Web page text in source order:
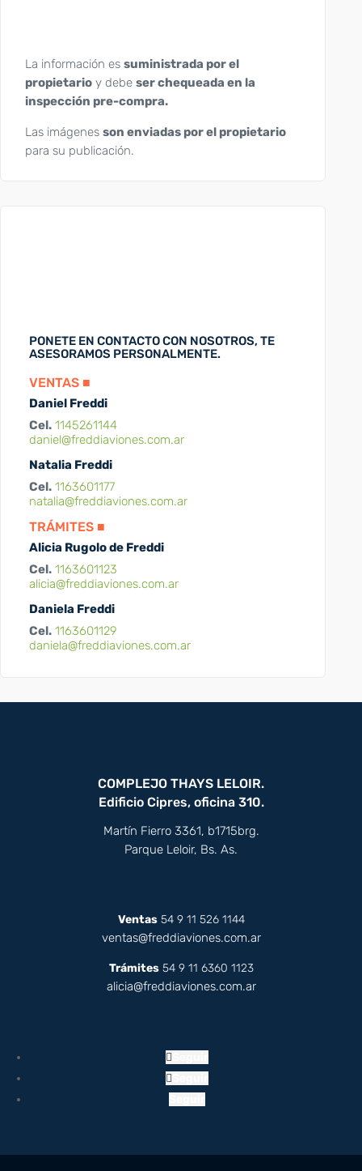
La información es suministrada por el
propietario y debe ser chequeada en la
inspección pre-compra.
Las imágenes son enviadas por el propietario
para su publicación.
PONETE EN CONTACTO CON NOSOTROS, TE
ASESORAMOS PERSONALMENTE.
VENTAS ■
Daniel Freddi
Cel. 1145261144
daniel@freddiaviones.com.ar
Natalia Freddi
Cel. 1163601177
natalia@freddiaviones.com.ar
TRÁMITES ■
Alicia Rugolo de Freddi
Cel. 1163601123
alicia@freddiaviones.com.ar
Daniela Freddi
Cel. 1163601129
daniela@freddiaviones.com.ar
COMPLEJO THAYS LELOIR.
Edificio Cipres, oficina 310.
Martín Fierro 3361, b1715brg.
Parque Leloir, Bs. As.
Ventas54 9 11 526 1144
ventas@freddiaviones.com.ar
Trámites54 9 11 6360 1123
alicia@freddiaviones.com.ar